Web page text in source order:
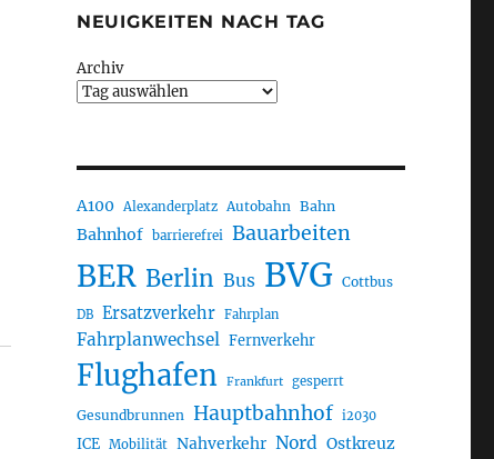
NEUIGKEITEN NACH TAG
Archiv
A100 Alexanderplatz Autobahn Bahn
Bahnhof barrierefrei Bauarbeiten
BER Berlin Bus BVG Cottbus
DB Ersatzverkehr Fahrplan
Fahrplanwechsel Fernverkehr
Flughafen Frankfurt gesperrt
Gesundbrunnen Hauptbahnhof i2030
ICE Mobilität Nahverkehr Nord Ostkreuz